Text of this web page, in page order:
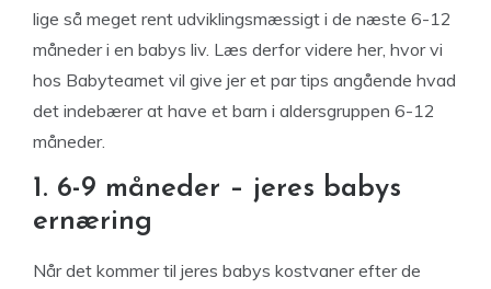
lige så meget rent udviklingsmæssigt i de næste 6-12
måneder i en babys liv. Læs derfor videre her, hvor vi
hos Babyteamet vil give jer et par tips angående hvad
det indebærer at have et barn i aldersgruppen 6-12
måneder.
1. 6-9 måneder – jeres babys
ernæring
Når det kommer til jeres babys kostvaner efter de